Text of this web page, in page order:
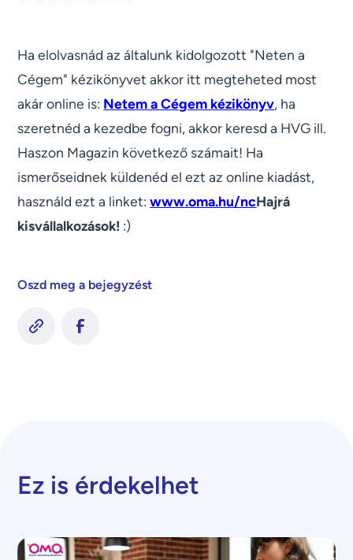
Ha elolvasnád az általunk kidolgozott "Neten a
Cégem" kézikönyvet akkor itt megteheted most
akár online is: Netem a Cégem kézikönyv, ha
szeretnéd a kezedbe fogni, akkor keresd a HVG ill.
Haszon Magazin következő számait! Ha
ismerőseidnek küldenéd el ezt az online kiadást,
használd ezt a linket:www.oma.hu/ncHajrá
kisvállalkozások! :)
Oszd meg a bejegyzést
Ez is érdekelhet